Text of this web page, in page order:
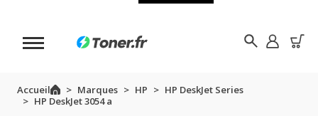
Accueil Marques HP
HP DeskJet Series
HP DeskJet 3054 a